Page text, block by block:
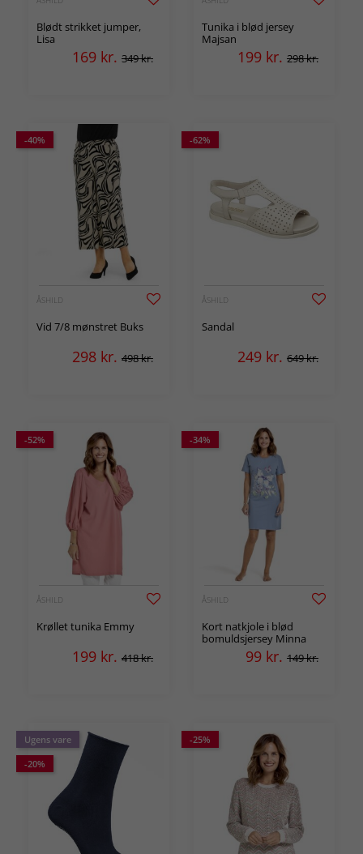
Blødt strikket jumper,
Lisa
169 kr. 349 kr.
Tunika i blød jersey
Majsan
199 kr. 298 kr.
-40%
ÅSHILD
Vid 7/8 mønstret Buks
298 kr. 498 kr.
-62%
ÅSHILD
Sandal
249 kr. 649 kr.
-52%
ÅSHILD
Krøllet tunika Emmy
199 kr. 418 kr.
-34%
ÅSHILD
Kort natkjole i blød
bomuldsjersey Minna
99 kr. 149 kr.
Ugens vare
-20%
-25%